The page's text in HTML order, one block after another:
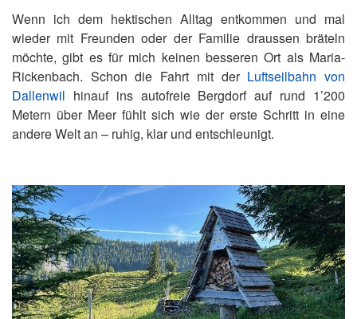
Wenn ich dem hektischen Alltag entkommen und mal
wieder mit Freunden oder der Familie draussen bräteln
möchte, gibt es für mich keinen besseren Ort als Maria-
Rickenbach. Schon die Fahrt mit der Luftseilbahn von
Dallenwil hinauf ins autofreie Bergdorf auf rund 1’200
Metern über Meer fühlt sich wie der erste Schritt in eine
andere Welt an – ruhig, klar und entschleunigt.